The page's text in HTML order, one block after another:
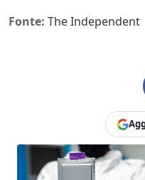
Fonte: The Independent